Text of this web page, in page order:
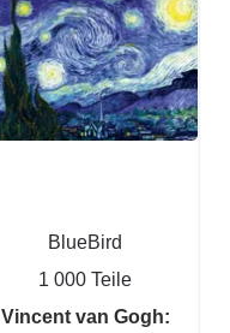
BlueBird
1 000 Teile
Vincent van Gogh: